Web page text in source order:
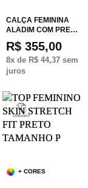
CALÇA FEMININA
ALADIM COM PRE…
R$ 355,00
8x de R$ 44,37sem
juros
+ CORES